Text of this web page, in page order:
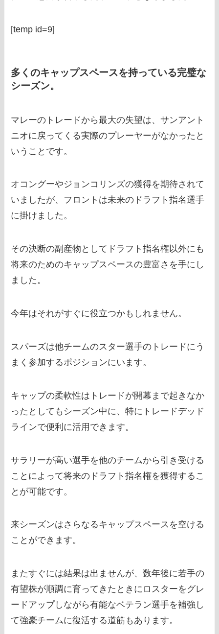
[temp id=9]
多くのキャップスペースを持っている完璧な
シーズン。
マレーのトレードから最大の失望は、サンアント
ニオに戻ってくる実際のプレーヤーがなかったと
いうことです。
オコングーやジョンコリンズの獲得を期待されて
いましたが、フロントは未来のドラフト指名選手
に掛けました。
その決断の副産物としてドラフト指名権以外にも
将来のためのキャップスペースの豊富さを手にし
ました。
今年はそれがすぐに役立つかもしれません。
スパーズは他チームのスター選手のトレードにう
まく参加するポジションにいます。
キャップの柔軟性はトレードが開幕まで起きなか
ったとしてもシーズン中に、特にトレードデッド
ラインで便利に活用できます。
サラリーが高い選手を他のチームから引き受ける
ことによって将来のドラフト指名権を獲得するこ
とが可能です。
来シーズンはさらなるキャップスペースを空ける
ことができます。
またすぐには結果は出ませんが、数年後に若手の
有望株が順調に育ってきたときにロスターをグレ
ードアップしながら有能なベテラン選手を補強し
て強豪チームに復活する道筋もあります。